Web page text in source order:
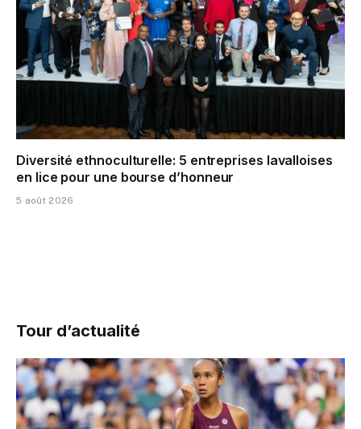
Diversité ethnoculturelle: 5 entreprises lavalloises
en lice pour une bourse d’honneur
5 août 2026
Tour d’actualité